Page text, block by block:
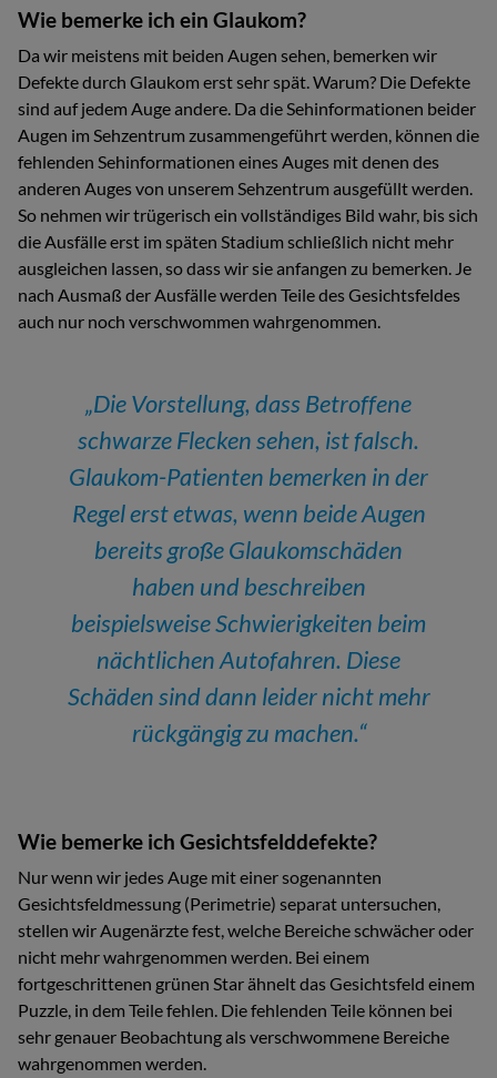
Wie bemerke ich ein Glaukom?
Da wir meistens mit beiden Augen sehen, bemerken wir
Defekte durch Glaukom erst sehr spät. Warum? Die Defekte
sind auf jedem Auge andere. Da die Sehinformationen beider
Augen im Sehzentrum zusammengeführt werden, können die
fehlenden Sehinformationen eines Auges mit denen des
anderen Auges von unserem Sehzentrum ausgefüllt werden.
So nehmen wir trügerisch ein vollständiges Bild wahr, bis sich
die Ausfälle erst im späten Stadium schließlich nicht mehr
ausgleichen lassen, so dass wir sie anfangen zu bemerken. Je
nach Ausmaß der Ausfälle werden Teile des Gesichtsfeldes
auch nur noch verschwommen wahrgenommen.
„Die Vorstellung, dass Betroffene
schwarze Flecken sehen, ist falsch.
Glaukom-Patienten bemerken in der
Regel erst etwas, wenn beide Augen
bereits große Glaukomschäden
haben und beschreiben
beispielsweise Schwierigkeiten beim
nächtlichen Autofahren. Diese
Schäden sind dann leider nicht mehr
rückgängig zu machen.“
Wie bemerke ich Gesichtsfelddefekte?
Nur wenn wir jedes Auge mit einer sogenannten
Gesichtsfeldmessung (Perimetrie) separat untersuchen,
stellen wir Augenärzte fest, welche Bereiche schwächer oder
nicht mehr wahrgenommen werden. Bei einem
fortgeschrittenen grünen Star ähnelt das Gesichtsfeld einem
Puzzle, in dem Teile fehlen. Die fehlenden Teile können bei
sehr genauer Beobachtung als verschwommene Bereiche
wahrgenommen werden.